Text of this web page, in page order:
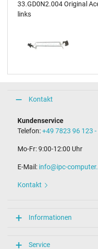
33.GD0N2.004 Original
links
Kontakt
Kundenservice
Telefon:+49 7823 96 123 -
Mo-Fr: 9:00-12:00 Uhr
E-Mail: info@ipc-
Kontakt
Informationen
Service